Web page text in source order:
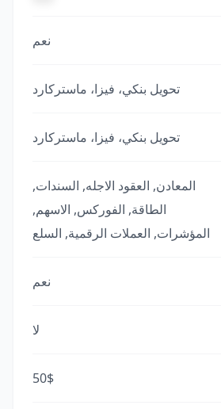
نعم
تحويل بنكي، فيزا، ماستركارد
تحويل بنكي، فيزا، ماستركارد
المعادن, العقود الاجله, السندات,
الطاقة, الفوركس, الاسهم,
المؤشرات, العملات الرقمية, السلع
نعم
لا
50$